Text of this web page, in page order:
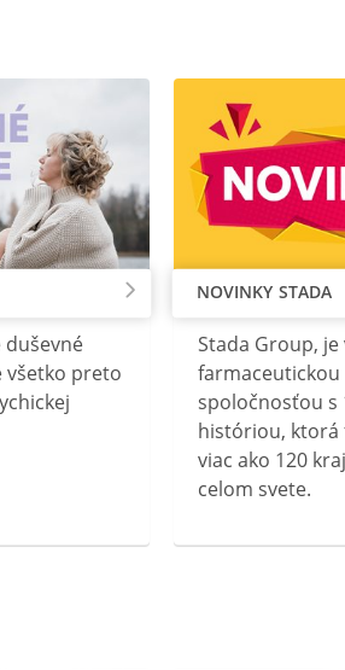
duševné
všetko preto
NOVINKY STADA
Stada Group,
farmaceutickou
spoločnosťou s
históriou, ktorá
viac ako 120
celom svete.